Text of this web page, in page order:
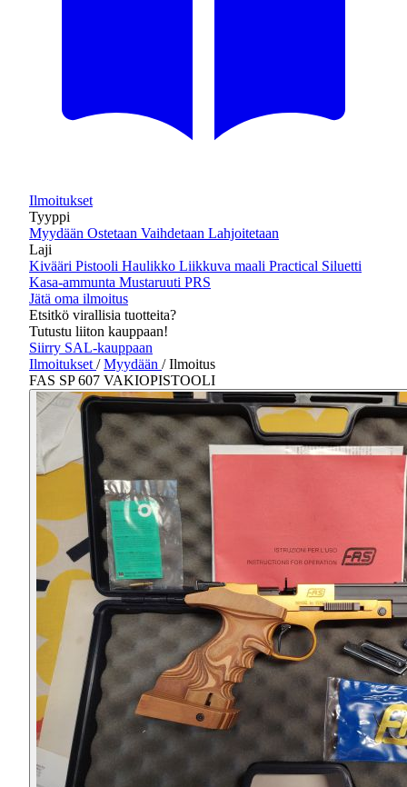
Ilmoitukset
Tyyppi
Myydään Ostetaan Vaihdetaan Lahjoitetaan
Laji
Kivääri Pistooli Haulikko Liikkuva maali Practical Siluetti
Kasa-ammunta Mustaruuti PRS
Jätä oma ilmoitus
Etsitkö virallisia tuotteita?
Tutustu liiton kauppaan!
Siirry SAL-kauppaan
Ilmoitukset / Myydään / Ilmoitus
FAS SP 607 VAKIOPISTOOLI